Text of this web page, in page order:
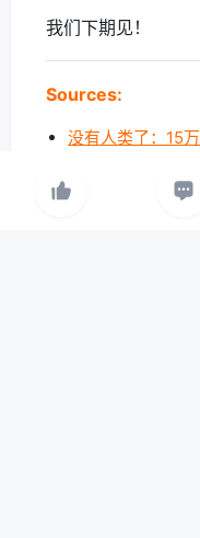
我们下期见！
Sources:
没有人类了：15
智能体社区